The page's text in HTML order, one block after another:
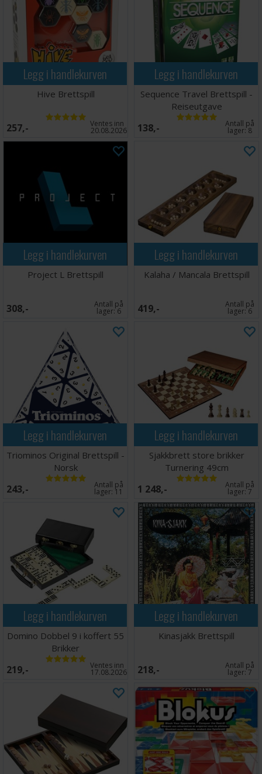
Legg i handlekurven
Hive Brettspill
257,- Ventes inn
20.08.2026
Legg i handlekurven
Sequence Travel Brettspill -
Reiseutgave
138,- Antall på
lager:8
Legg i handlekurven
Project L Brettspill
308,- Antall på
lager:6
Legg i handlekurven
Kalaha / Mancala Brettspill
419,- Antall på
lager:6
Legg i handlekurven
Triominos Original Brettspill -
Norsk
243,- Antall på
lager: 11
Legg i handlekurven
Sjakkbrett store brikker
Turnering 49cm
1 248,- Antall på
lager:7
Legg i handlekurven
Domino Dobbel 9 i koffert 55
Brikker
219,- Ventes inn
17.08.2026
Legg i handlekurven
Kinasjakk Brettspill
218,- Antall på
lager:7